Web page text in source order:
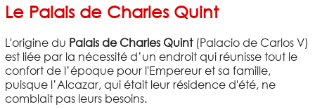
Le Palais de Charles Quint
L'origine du Palais de Charles Quint(Palacio de Carlos V)
est liée par la nécessité d’un endroit qui réunisse tout le
confort de l’époque pour l'Empereur et sa famille,
puisque l’Alcazar, qui était leur résidence d'été, ne
comblait pas leurs besoins.